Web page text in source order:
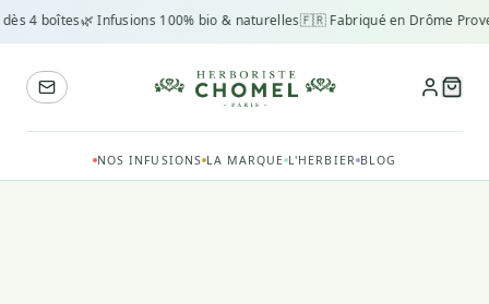
4 boîtes🌿 Infusions 100% bio & naturelles🇫🇷 Fabriqué en Drôme
NOS INFUSIONS LA MARQUE L'HERBIER BLOG